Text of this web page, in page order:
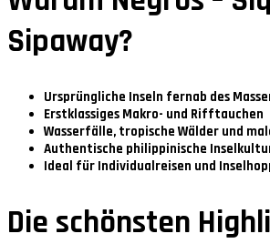
Sipaway?
Ursprüngliche Inseln fernab des
Erstklassiges Makro- und Rifftauchen
Wasserfälle, tropische Wälder und
Authentische philippinische
Ideal für Individualreisen und
Die schönsten